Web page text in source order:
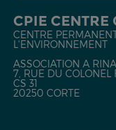
CPIE CENTRE
CENTRE
L'ENVIRONNEMENT
ASSOCIATION A
7, RUE DU COLONEL
CS 31
20250 CORTE